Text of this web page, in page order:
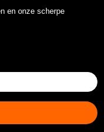
en onze scherpe